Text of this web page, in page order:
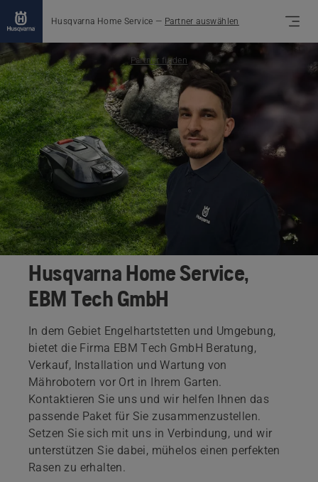
Husqvarna Home Service — Partner auswählen
Partner finden
Husqvarna Home Service,
EBM Tech GmbH
In dem Gebiet Engelhartstetten und Umgebung,
bietet die Firma EBM Tech GmbH Beratung,
Verkauf, Installation und Wartung von
Mährobotern vor Ort in Ihrem Garten.
Kontaktieren Sie uns und wir helfen Ihnen das
passende Paket für Sie zusammenzustellen.
Setzen Sie sich mit uns in Verbindung, und wir
unterstützen Sie dabei, mühelos einen perfekten
Rasen zu erhalten.